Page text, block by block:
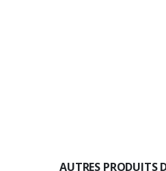
AUTRES PRODUITS